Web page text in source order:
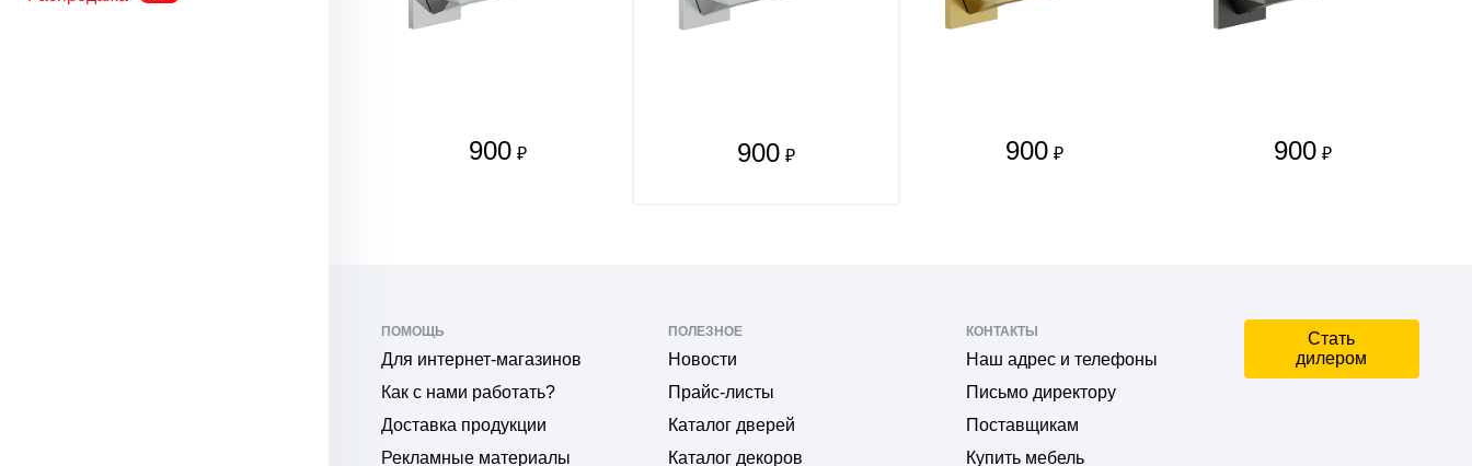
900 ₽ 900 ₽ 900 ₽ 900 ₽
ПОМОЩЬ
Для интернет-магазинов
Как с нами работать?
Доставка продукции
Рекламные материалы
ПОЛЕЗНОЕ
Новости
Прайс-листы
Каталог дверей
Каталог декоров
КОНТАКТЫ
Наш адрес и телефоны
Письмо директору
Поставщикам
Купить мебель
Стать
дилером